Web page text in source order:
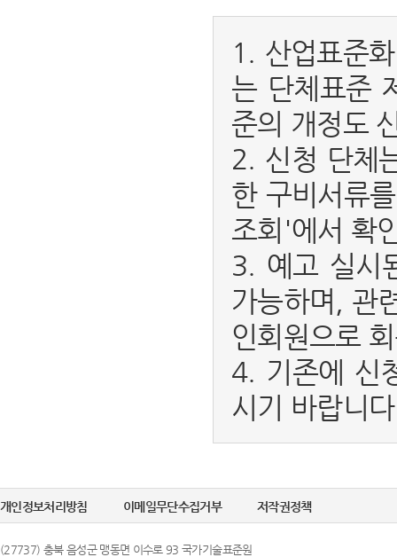
1. 산업표준
는 단체표준
준의 개정도
2. 신청 단체
한 구비서류
조회'에서 확
3. 예고 실시
가능하며, 관
인회원으로
4. 기존에 신
시기 바랍니
개인정보처리방침 이메일무단수집거부 저작권정책
(27737) 충북 음성군 맹동면 이수로 93 국가기술표준원